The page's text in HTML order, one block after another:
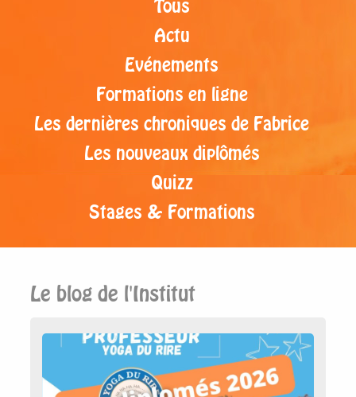
Tous
Actu
Evénements
Formations en ligne
Les dernières chroniques de Fabrice
Les nouveaux diplômés
Quizz
Stages & Formations
Le blog de l'Institut